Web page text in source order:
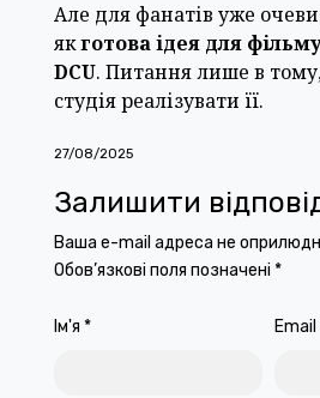
Але для фанатів уже
якготова ідея для
DCU. Питання лише в
студія реалізувати її.
27/08/2025
Залишити
Ваша e-mail адреса не
Обов’язкові поля позначені *
Ім'я * Email